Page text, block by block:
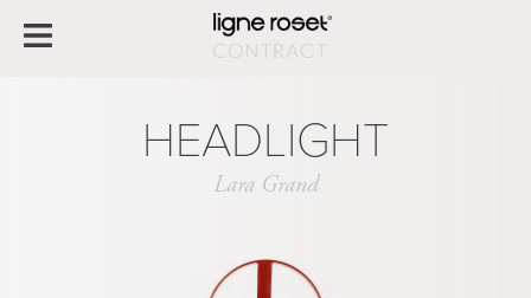
HEADLIGHT
Lara Grand